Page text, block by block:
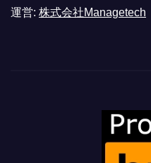
運営: 株式会社Managetech